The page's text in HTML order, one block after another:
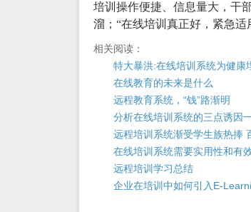
培训操作便捷、信息量大，干
溜；“在线培训真正好，紧急适
相关阅读：
特大暴洪:在线培训系统为健康
在线教育的未来是什么
远程教育系统，“钱”路渐明
分析在线培训系统的三点诱因
远程培训系统渐受学生族热捧
在线培训系统需要实用性和有
远程培训学习总结
企业在培训中如何引入E-